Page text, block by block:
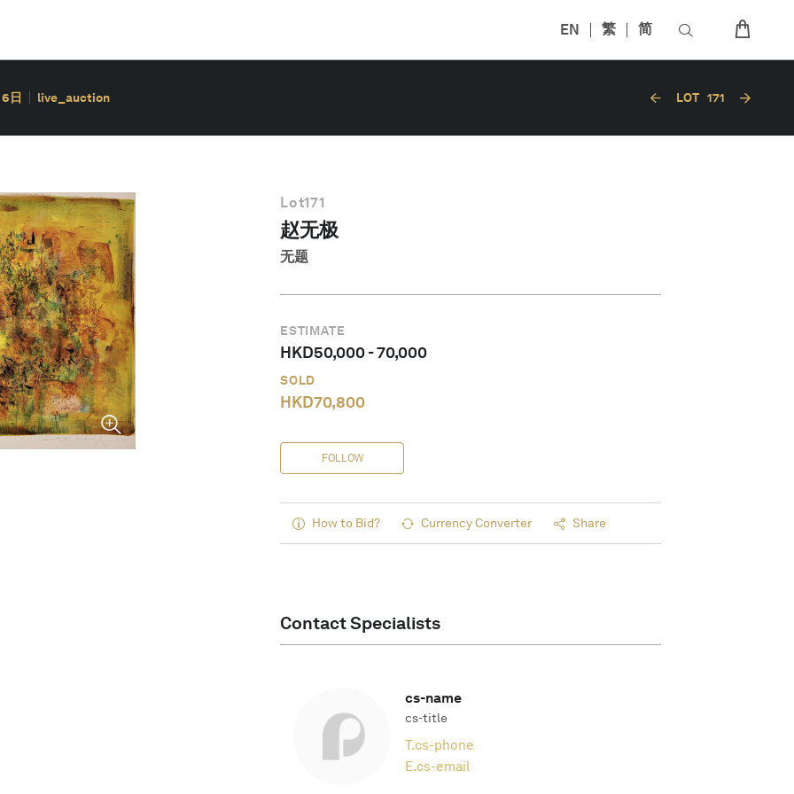
EN 繁 简
日 live_auction LOT 171
Lot171
赵无极
无题
ESTIMATE
HKD50,000-70,000
SOLD
HKD70,800
FOLLOW
How to Bid? Currency Converter Share
Contact Specialists
cs-name
cs-title
T.cs-phone
E.cs-email